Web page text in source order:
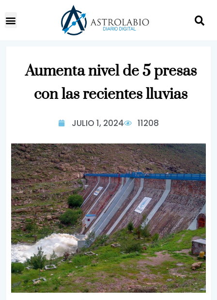
Aumenta nivel de 5 presas
con las recientes lluvias
JULIO 1, 2024 11208